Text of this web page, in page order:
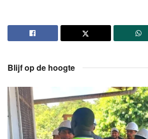
Blijf op de hoogte